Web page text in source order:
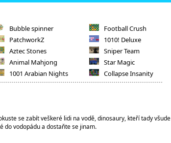
Bubble spinner
PatchworkZ
Aztec Stones
Animal Mahjong
1001 Arabian Nights
Football Crush
1010! Deluxe
Sniper Team
Star Magic
Collapse Insanity
se zabít veškeré lidi na vodě, dinosaury, kteří tady všude
do vodopádu a dostaňte se jinam.